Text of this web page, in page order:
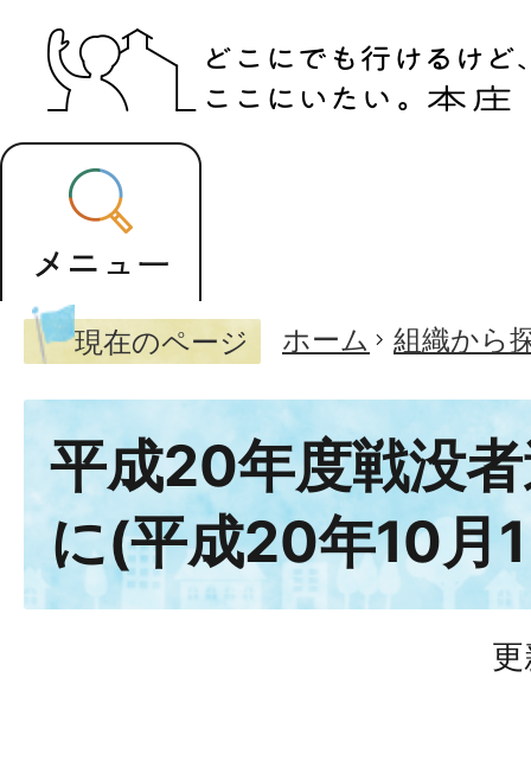
現在のページ ホーム 組織から
平成20年度戦没
に(平成20年10月